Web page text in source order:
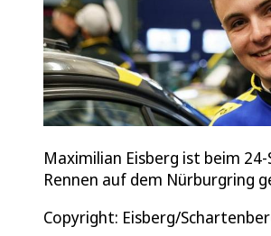
Maximilian Eisberg ist beim
Rennen auf dem Nürburgring
Copyright: Eisberg/